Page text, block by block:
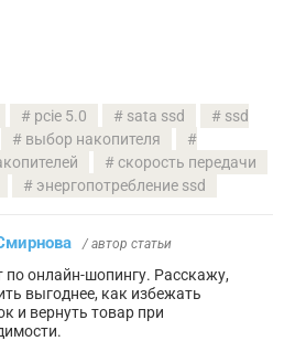
pcie 5.0 sata ssd
ssd
выбор накопителя
скорость передачи
энергопотребление ssd
/ автор статьи
по онлайн-шопингу. Расскажу,
выгоднее, как избежать
и вернуть товар при